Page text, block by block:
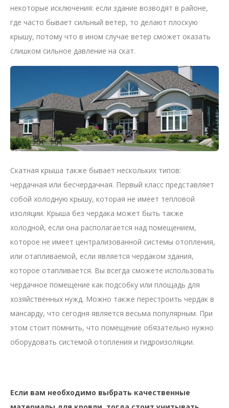
некоторые исключения: если здание возводят в районе,
где часто бывает сильный ветер, то делают плоскую
крышу, потому что в ином случае ветер сможет оказать
слишком сильное давление на скат.
Скатная крыша также бывает нескольких типов:
чердачная или бесчердачная. Первый класс представляет
собой холодную крышу, которая не имеет тепловой
изоляции. Крыша без чердака может быть также
холодной, если она располагается над помещением,
которое не имеет централизованной системы отопления,
или отапливаемой, если является чердаком здания,
которое отапливается. Вы всегда сможете использовать
чердачное помещение как подсобку или площадь для
хозяйственных нужд. Можно также перестроить чердак в
мансарду, что сегодня является весьма популярным. При
этом стоит помнить, что помещение обязательно нужно
оборудовать системой отопления и гидроизоляции.
Если вам необходимо выбрать качественные